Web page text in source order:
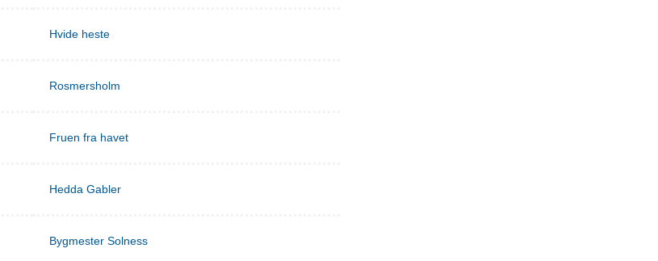
Hvide heste
Rosmersholm
Fruen fra havet
Hedda Gabler
Bygmester Solness